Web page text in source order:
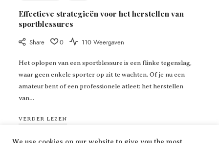
Effectieve strategieën voor het herstellen van
sportblessures
Share 0 110 Weergaven
Het oplopen van een sportblessure is een flinke tegenslag,
waar geen enkele sporter op zit te wachten. Of je nu een
amateur bent of een professionele atleet: het herstellen
van…
VERDER LEZEN